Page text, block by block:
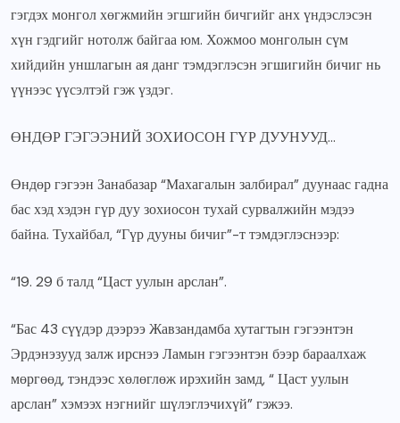
гэгдэх монгол хөгжмийн эгшгийн бичгийг анх үндэслэсэн
хүн гэдгийг нотолж байгаа юм. Хожмоо монголын сүм
хийдийн уншлагын ая данг тэмдэглэсэн эгшигийн бичиг нь
үүнээс үүсэлтэй гэж үздэг.
ӨНДӨР ГЭГЭЭНИЙ ЗОХИОСОН ГҮР ДУУНУУД…
Өндөр гэгээн Занабазар “Махагалын залбирал” дуунаас гадна
бас хэд хэдэн гүр дуу зохиосон тухай сурвалжийн мэдээ
байна. Тухайбал, “Гүр дууны бичиг”-т тэмдэглэснээр:
“19. 29 б талд “Цаст уулын арслан”.
“Бас 43 сүүдэр дээрээ Жавзандамба хутагтын гэгээнтэн
Эрдэнэзууд залж ирснээ Ламын гэгээнтэн бээр бараалхаж
мөргөөд, тэндээс хөлөглөж ирэхийн замд, “ Цаст уулын
арслан” хэмээх нэгнийг шүлэглэчихүй” гэжээ.